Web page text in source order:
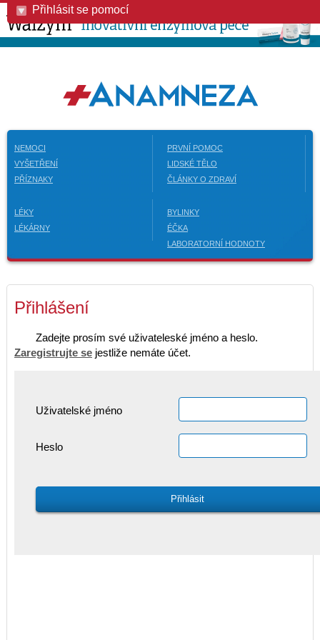
Přihlásit se pomocí
NEMOCI
VYŠETŘENÍ
PŘÍZNAKY
PRVNÍ POMOC
LIDSKÉ TĚLO
ČLÁNKY O ZDRAVÍ
LÉKY
LÉKÁRNY
BYLINKY
ÉČKA
LABORATORNÍ HODNOTY
Přihlášení
Zadejte prosím své uživateleské jméno a heslo.
Zaregistrujte se jestliže nemáte účet.
Uživatelské jméno
Heslo